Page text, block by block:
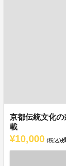
京都伝統文化
載
¥10,000 (税込)